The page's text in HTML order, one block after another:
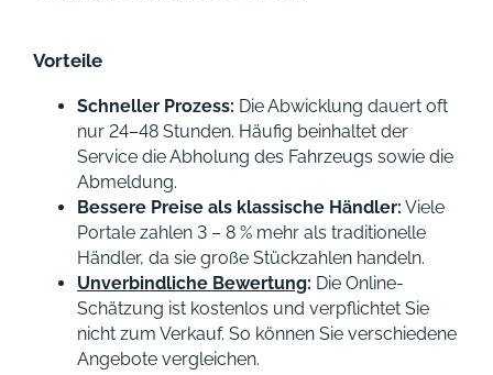
Vorteile
Schneller Prozess: Die Abwicklung dauert oft
nur 24–48 Stunden. Häufig beinhaltet der
Service die Abholung des Fahrzeugs sowie die
Abmeldung.
Bessere Preise als klassische Händler: Viele
Portale zahlen 3 – 8 % mehr als traditionelle
Händler, da sie große Stückzahlen handeln.
Unverbindliche Bewertung: Die Online-
Schätzung ist kostenlos und verpflichtet Sie
nicht zum Verkauf. So können Sie verschiedene
Angebote vergleichen.